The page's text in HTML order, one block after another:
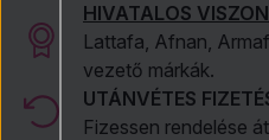
HIVATALOS
Lattafa, Afnan,
vezető márkák.
UTÁNVÉTES
Fizessen rendelése